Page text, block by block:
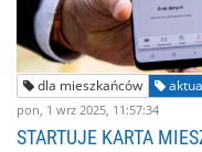
dla mieszkańców
pon, 1 wrz 2025, 11:57:34
STARTUJE KARTA